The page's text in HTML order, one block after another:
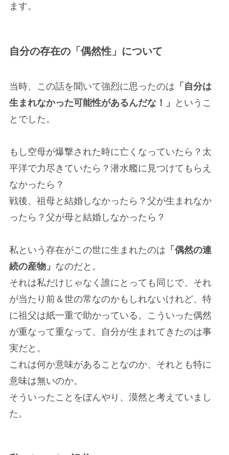
ます。
自分の存在の「偶然性」について
当時、この話を聞いて強烈に思ったのは 「自分は
生まれなかった可能性があるんだな！」
というこ
とでした。
もし空母が爆撃された時に亡くなっていたら？太
平洋で力尽きていたら？潜水艦に見つけてもらえ
なかったら？
戦後、祖母と結婚しなかったら？父が生まれなか
ったら？父が母と結婚しなかったら？
私という存在がこの世に生まれたのは 「偶然の連
続の産物」 なのだと。
それは私だけじゃなく誰にとっても同じで、それ
が当たり前＆世の常なのかもしれないけれど、特
に祖父は紙一重で助かっている。こういった偶然
が重なって重なって、自分が生まれてきたのは事
実だと。
これは何か意味があることなのか、それとも特に
意味は無いのか。
そういったことをぼんやり、漠然と考えていまし
た。